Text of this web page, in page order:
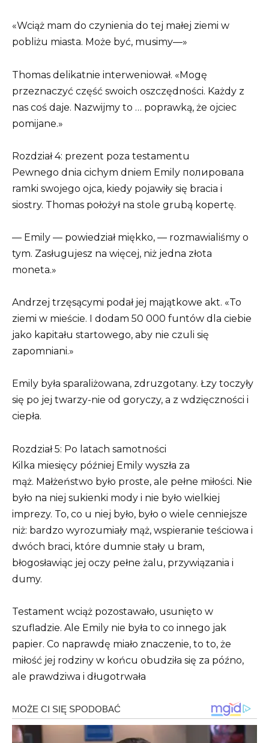
«Wciąż mam do czynienia do tej małej ziemi w
pobliżu miasta. Może być, musimy—»
Thomas delikatnie interweniował. «Mogę
przeznaczyć część swoich oszczędności. Każdy z
nas coś daje. Nazwijmy to … poprawką, że ojciec
pomijane.»
Rozdział 4: prezent poza testamentu
Pewnego dnia cichym dniem Emily полировала
ramki swojego ojca, kiedy pojawiły się bracia i
siostry. Thomas położył na stole grubą kopertę.
— Emily — powiedział miękko, — rozmawialiśmy o
tym. Zasługujesz na więcej, niż jedna złota
moneta.»
Andrzej trzęsącymi podał jej majątkowe akt. «To
ziemi w mieście. I dodam 50 000 funtów dla ciebie
jako kapitału startowego, aby nie czuli się
zapomniani.»
Emily była sparaliżowana, zdruzgotany. Łzy toczyły
się po jej twarzy-nie od goryczy, a z wdzięczności i
ciepła.
Rozdział 5: Po latach samotności
Kilka miesięcy później Emily wyszła za
mąż. Małżeństwo było proste, ale pełne miłości. Nie
było na niej sukienki mody i nie było wielkiej
imprezy. To, co u niej było, było o wiele cenniejsze
niż: bardzo wyrozumiały mąż, wspieranie teściowa i
dwóch braci, które dumnie stały u bram,
błogosławiąc jej oczy pełne żalu, przywiązania i
dumy.
Testament wciąż pozostawało, usunięto w
szufladzie. Ale Emily nie była to co innego jak
papier. Co naprawdę miało znaczenie, to to, że
miłość jej rodziny w końcu obudziła się za późno,
ale prawdziwa i długotrwała